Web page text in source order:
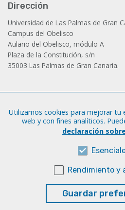
Dirección
Universidad de Las Palmas de Gran
Campus del Obelisco
Aulario del Obelisco, módulo A
Plaza de la Constitución, s/n
35003 Las Palmas de Gran Canaria.
Tfno.: +34 928 452 771 / 452 787
Fax: +34 928 451 701
Sobre esta web
Utilizamos cookies para mejorar tu
web y con fines analíticos.
declaración
Rendimiento y
Guardar